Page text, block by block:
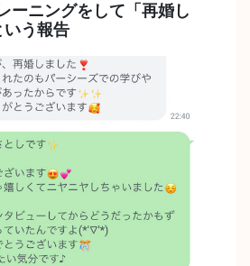
ーニングをして「再婚し
いう報告